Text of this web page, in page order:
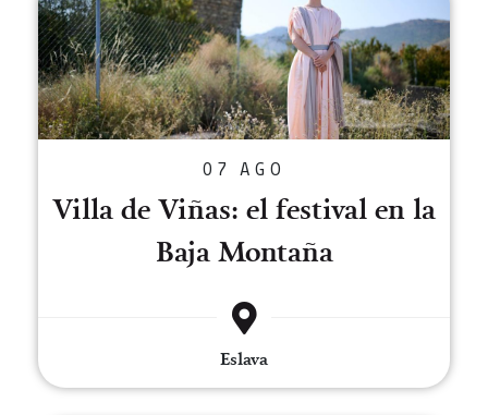
07 AGO
Villa de Viñas: el festival en la
Baja Montaña
Eslava